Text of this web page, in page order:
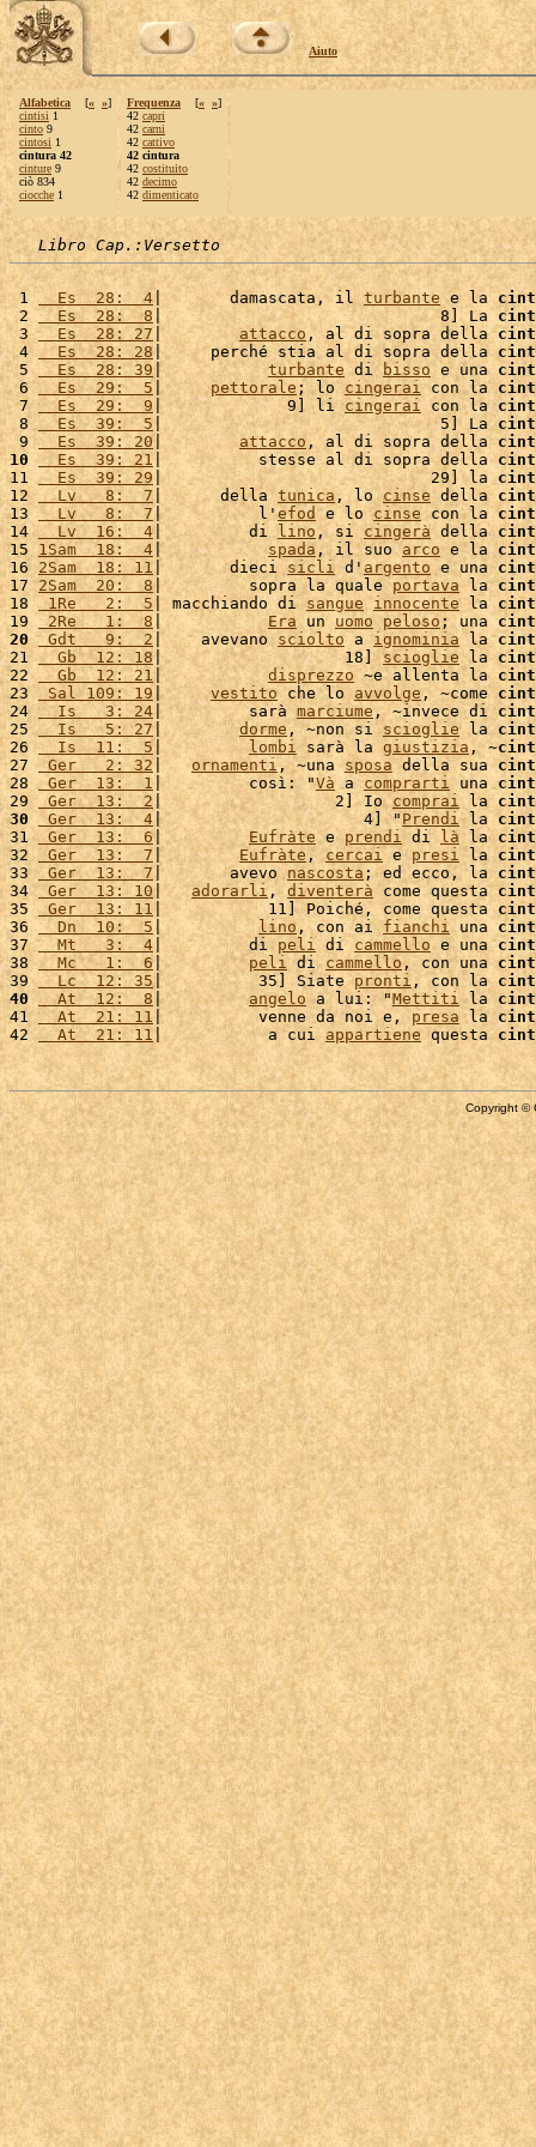
Aiuto
Alfabetica [« »]
cintisi 1
cinto 9
cintosi 1
cintura 42
cinture 9
ciò 834
ciocche 1
Frequenza [« »]
42 capri
42 carni
42 cattivo
42 cintura
42 costituito
42 decimo
42 dimenticato
Libro Cap.:Versetto
1
  Es  28:  4
|       damascata, il turbante e la
2
  Es  28:  8
|                             8] La
3
  Es  28: 27
| attacco , al di sopra della
4
  Es  28: 28
|     perché stia al di sopra della
5
  Es  28: 39
| turbante di bisso e una
6
  Es  29:  5
| pettorale ; lo cingerai con la
7
  Es  29:  9
|             9] li cingerai con la
8
  Es  39:  5
|                             5] La
9
  Es  39: 20
| attacco , al di sopra della
10
  Es  39: 21
|          stesse al di sopra della
11
  Es  39: 29
|                            29] la
12
  Lv   8:  7
|      della tunica, lo cinse della
13
  Lv   8:  7
|          l'efod e lo cinse con la
14
  Lv  16:  4
|         di lino , si cingerà della
15 1Sam  18:  4 | spada , il suo arco e la
16 2Sam  18: 11 |       dieci sicli d' argento e una
17 2Sam  20:  8|         sopra la quale portava la
18
1Re   2:  5 | macchiando di sangue innocente la
19 2Re   1:  8 | Era un uomo peloso ; una
20 Gdt   9:  2 |    avevano sciolto a ignominia la
21
  Gb  12: 18
|                   18] scioglie la
22
  Gb  12: 21
| disprezzo ~e allenta la
23
Sal 109: 19 | vestito che lo avvolge , ~come
24
  Is   3: 24
|         sarà marciume, ~invece di
25
  Is   5: 27
| dorme, ~non si scioglie la
26
  Is  11:  5
| lombi sarà la giustizia , ~
27 Ger   2: 32 | ornamenti, ~una sposa della sua
28 Ger  13:  1 |         così: "Và a comprarti una
29
Ger  13:  2 |                  2] Io comprai la
30
Ger  13:  4|                     4] "Prendi la
31 Ger  13:  6 | Eufràte e prendi di là la
32 Ger  13:  7 | Eufràte , cercai e presi la
33 Ger  13:  7 |       avevo nascosta ; ed ecco, la
34 Ger  13: 10| adorarli , diventerà come questa
35 Ger  13: 11|           11] Poiché, come questa
36
  Dn  10:  5
| lino , con ai fianchi una
37
  Mt   3:  4
|         di peli di cammello e una
38
  Mc   1:  6
| peli di cammello , con una
39
  Lc  12: 35
|          35] Siate pronti , con la
40
  At  12:  8
| angelo a lui: "Mettiti la
41
  At  21: 11
|          venne da noi e, presa la
42
  At  21: 11
|           a cui appartiene questa
Copyright ©